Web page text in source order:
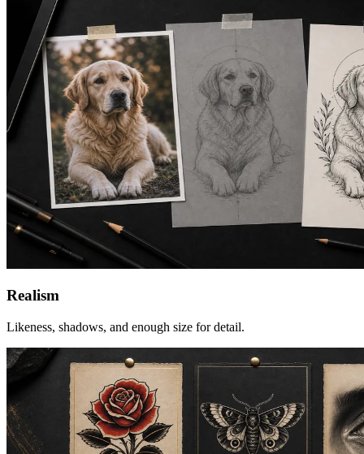
Realism
Likeness, shadows, and enough size for detail.